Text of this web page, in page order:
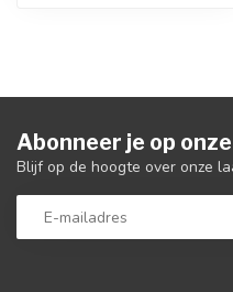
Abonneer je op
Blijf op de hoogte over onze